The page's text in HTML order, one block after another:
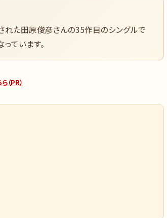
れた田原俊彦さんの35作目のシングルで
ています。
（PR）